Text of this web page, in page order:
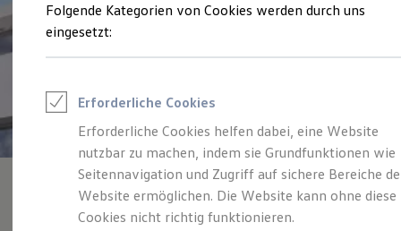
Junge Gebrauchtwagen und Gebrauchtwagen
Volkswagen Zertifizierte Gebrauchtwagen
Zubehör- und Serviceangebote
Leasing
Leasing-Angebote
Gebrauchtwagen Leasing
Junge Gebrauchtwagen-Leasing
Elektroauto Leasing
Kleinwagen-Leasing
Leasing ohne Anzahlung
Finanzierung
Folgende Kategorien von Cookies werden durch uns
eingesetzt:
Erforderliche Cookies
Erforderliche Cookies helfen dabei, eine Website
nutzbar zu machen, indem sie Grundfunktionen wie
Seitennavigation und Zugriff auf sichere Bereiche
Website ermöglichen. Die Website kann ohne diese
Cookies nicht richtig funktionieren.